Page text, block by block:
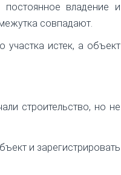
владение и
совпадают.
участка истек, а объект
строительство, но не
и зарегистрировать